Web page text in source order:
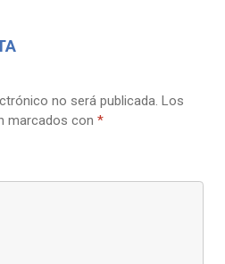
no será publicada. Los
marcados con *